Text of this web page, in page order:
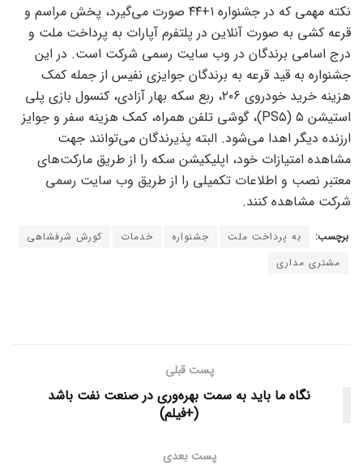
نکته مهمی که در جشنواره ۱+۴۴ صورت می‌گیرد، پخش مراسم و
قرعه کشی به صورت آنلاین در پلتفرم آپارات به پرداخت ملت و
درج اسامی برندگان در وب سایت رسمی شرکت است. در این
جشنواره به قید قرعه به برندگان جوایزی نفیس از جمله کمک
هزینه خرید خودروی ۲۰۶، ربع سکه بهار آزادی، کنسول بازی پلی
استیشن ۵ (PS۵)، گوشی تلفن همراه، کمک هزینه سفر و جوایز
ارزنده دیگر اهدا می‌شود. البته پذیرندگان می‌توانند جهت
مشاهده امتیازات خود، اپلیکیشن سکه را از طریق مارکت‌های
معتبر نصب و اطلاعات تکمیلی را از طریق وب سایت رسمی
شرکت مشاهده کنند.
برچسب: به پرداخت ملت جشنواره خدمات
کورش شرفشاهی
مشتری مداری
پست قبلی
نگاه ما باید به سمت بهره‌وری در صنعت نفت باشد
(+فیلم)
پست بعدی